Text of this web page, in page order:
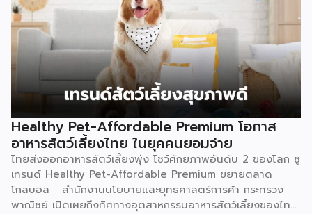
Healthy Pet-Affordable Premium โอกาส
อาหารสัตว์เลี้ยงไทย ในยุคคนยอมจ่าย
ไทยส่งออกอาหารสัตว์เลี้ยงพุ่ง โชว์ศักยภาพอันดับ 2 ของโลก ชู
เทรนด์ Healthy Pet-Affordable Premium ขยายตลาด
โกลบอล สำนักงานนโยบายและยุทธศาสตร์การค้า กระทรวง
พาณิชย์ เปิดเผยถึงทิศทางอุตสาหกรรมอาหารสัตว์เลี้ยงของไทย